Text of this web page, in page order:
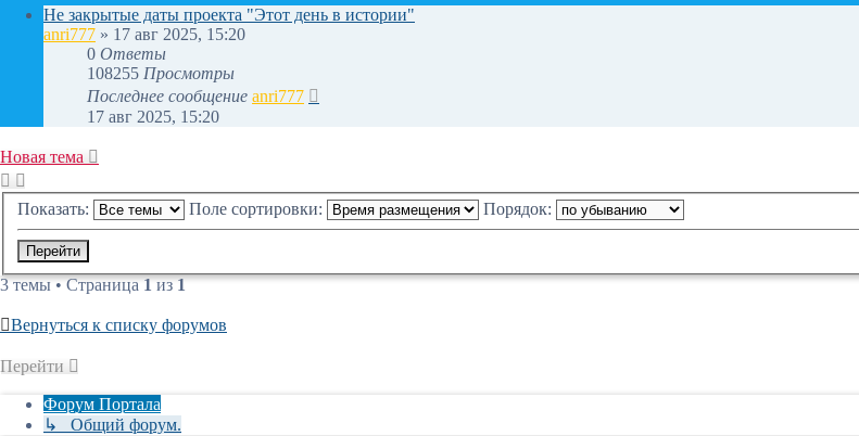
Не закрытые даты проекта "Этот день в истории"
anri777 » 17 авг 2025, 15:20
0 Ответы
108255 Просмотры
Последнее сообщение anri777
17 авг 2025, 15:20
Новая тема
Показать: Поле сортировки: Порядок:
3 темы • Страница 1 из 1
Вернуться к списку форумов
Перейти
Форум Портала
↳ Общий форум.